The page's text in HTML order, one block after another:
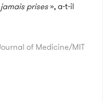
prises», a-t-il
of Medicine/MIT